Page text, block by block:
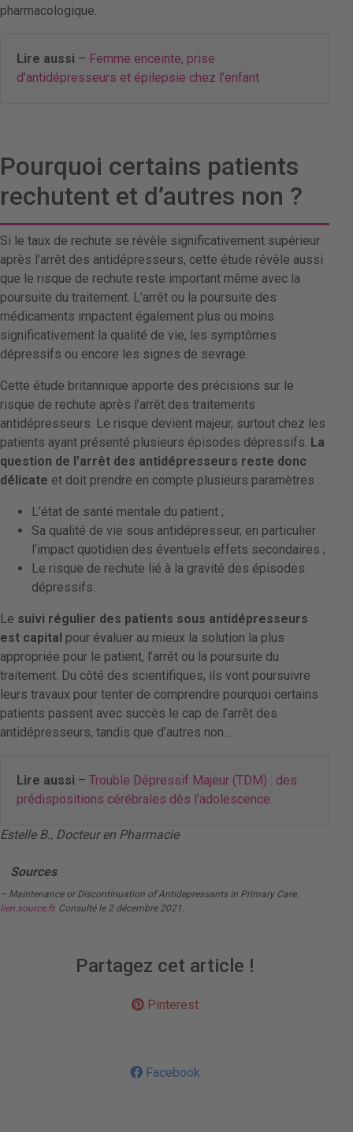
pharmacologique.
Lire aussi – Femme enceinte, prise
d’antidépresseurs et épilepsie chez l’enfant
Pourquoi certains patients
rechutent et d’autres non ?
Si le taux de rechute se révèle significativement supérieur
après l’arrêt des antidépresseurs, cette étude révèle aussi
que le risque de rechute reste important même avec la
poursuite du traitement. L’arrêt ou la poursuite des
médicaments impactent également plus ou moins
significativement la qualité de vie, les symptômes
dépressifs ou encore les signes de sevrage.
Cette étude britannique apporte des précisions sur le
risque de rechute après l’arrêt des traitements
antidépresseurs. Le risque devient majeur, surtout chez les
patients ayant présenté plusieurs épisodes dépressifs. La
question de l’arrêt des antidépresseurs reste donc
délicate et doit prendre en compte plusieurs paramètres :
L’état de santé mentale du patient ;
Sa qualité de vie sous antidépresseur, en particulier
l’impact quotidien des éventuels effets secondaires ;
Le risque de rechute lié à la gravité des épisodes
dépressifs.
Le suivi régulier des patients sous antidépresseurs
est capital pour évaluer au mieux la solution la plus
appropriée pour le patient, l’arrêt ou la poursuite du
traitement. Du côté des scientifiques, ils vont poursuivre
leurs travaux pour tenter de comprendre pourquoi certains
patients passent avec succès le cap de l’arrêt des
antidépresseurs, tandis que d’autres non…
Lire aussi – Trouble Dépressif Majeur (TDM) : des
prédispositions cérébrales dès l’adolescence
Estelle B., Docteur en Pharmacie
Sources
– Maintenance or Discontinuation of Antidepressants in Primary Care.
lien.source.fr. Consulté le 2 décembre 2021.
Partagez cet article !
Pinterest
Facebook